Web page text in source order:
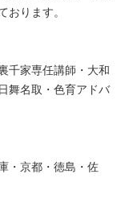
おります。
千家専任講師・大和
舞名取・色育アドバ
・京都・徳島・佐